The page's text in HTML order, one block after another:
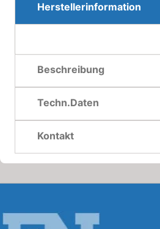
Herstellerinformation
Beschreibung
Techn.Daten
Kontakt